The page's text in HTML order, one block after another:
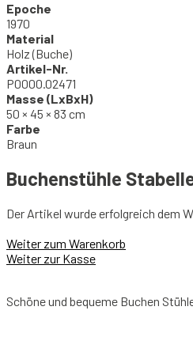
Epoche
1970
Material
Holz (Buche)
Artikel-Nr.
P0000.02471
Masse (LxBxH)
50 × 45 × 83 cm
Farbe
Braun
Buchenstühle
Der Artikel wurde erfolgreich dem
Weiter zum Warenkorb
Weiter zur Kasse
Schöne und bequeme Buchen